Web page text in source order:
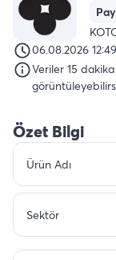
06.08.2026
Veriler 15
Özet Bilgi
Ürün Adı
Sektör